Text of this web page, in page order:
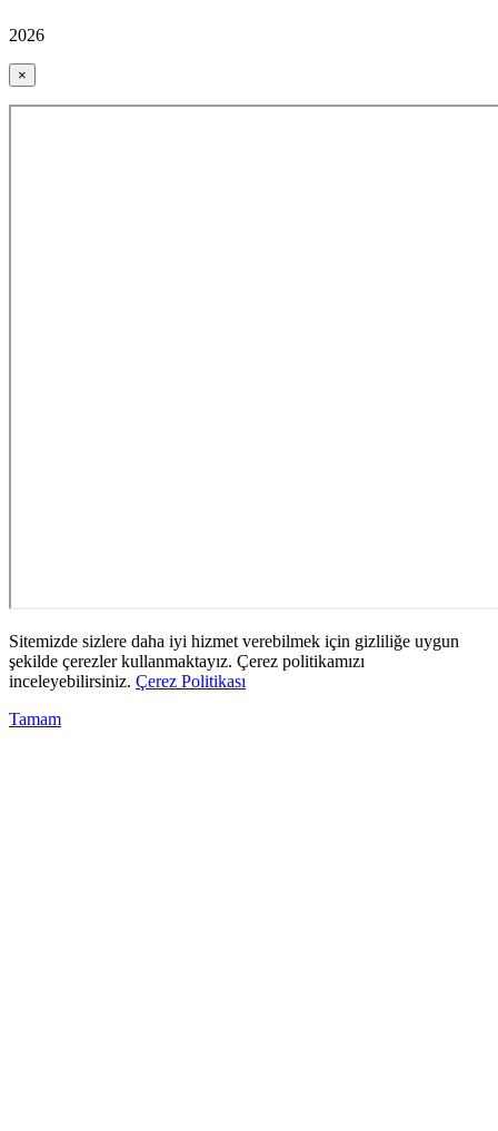
2026
×
Sitemizde sizlere daha iyi hizmet verebilmek için gizliliğe uygun
şekilde çerezler kullanmaktayız. Çerez politikamızı
inceleyebilirsiniz. Çerez Politikası
Tamam